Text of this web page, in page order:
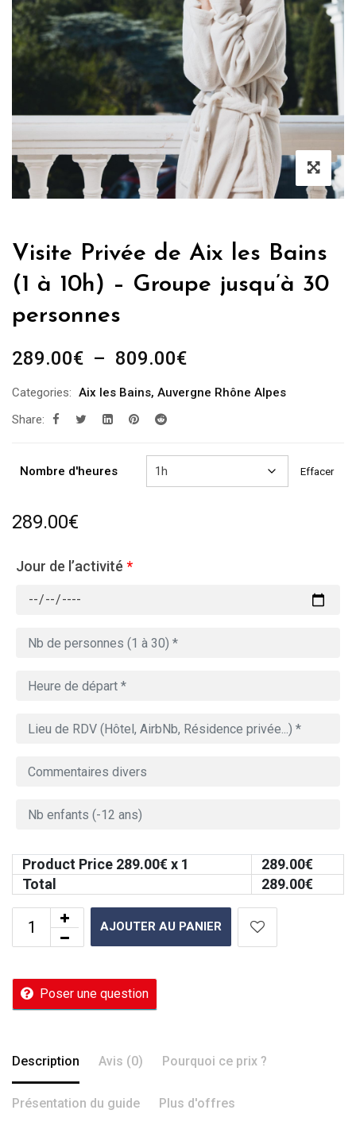
Visite Privée de Aix les Bains
(1 à 10h) – Groupe jusqu’à 30
personnes
289.00€ – 809.00€Plage
prix :
Categories: Aix les Bains, Auvergne Rhône Alpes
Share:
Nombre d'heures Effacer
289.00€
Jour de l’activité *
Product Price 289.00€ x 1 289.00€
Total
289.00€
AJOUTER AU PANIER
Poser une question
Description Avis (0) Pourquoi ce prix ?
Présentation du guide Plus d'offres